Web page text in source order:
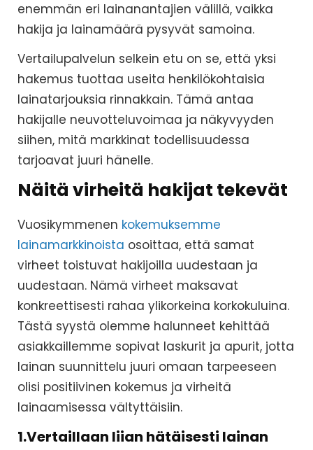
enemmän eri lainanantajien välillä, vaikka
hakija ja lainamäärä pysyvät samoina.
Vertailupalvelun selkein etu on se, että yksi
hakemus tuottaa useita henkilökohtaisia
lainatarjouksia rinnakkain. Tämä antaa
hakijalle neuvotteluvoimaa ja näkyvyyden
siihen, mitä markkinat todellisuudessa
tarjoavat juuri hänelle.
Näitä virheitä hakijat tekevät
Vuosikymmenen kokemuksemme
lainamarkkinoista osoittaa, että samat
virheet toistuvat hakijoilla uudestaan ja
uudestaan. Nämä virheet maksavat
konkreettisesti rahaa ylikorkeina korkokuluina.
Tästä syystä olemme halunneet kehittää
asiakkaillemme sopivat laskurit ja apurit, jotta
lainan suunnittelu juuri omaan tarpeeseen
olisi positiivinen kokemus ja virheitä
lainaamisessa vältyttäisiin.
1.Vertaillaan liian hätäisesti lainan